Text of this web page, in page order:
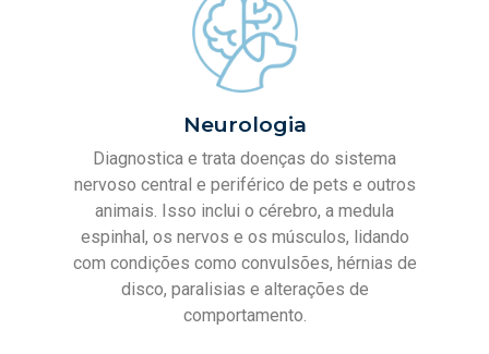
Neurologia
Diagnostica e trata doenças do sistema
nervoso central e periférico de pets e outros
animais. Isso inclui o cérebro, a medula
espinhal, os nervos e os músculos, lidando
com condições como convulsões, hérnias de
disco, paralisias e alterações de
comportamento.